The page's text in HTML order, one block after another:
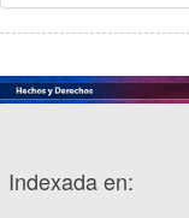
Indexada en: